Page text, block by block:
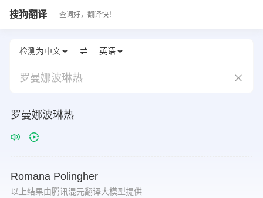
搜狗翻译 查词好，翻译快！
检测为中文 英语
罗曼娜波琳热
罗曼娜波琳热
Romana Polingher
以上结果由腾讯混元翻译大模型提供